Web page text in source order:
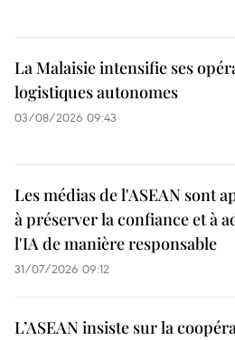
La Malaisie intensifie ses
logistiques autonomes
03/08/2026 09:43
Les médias de l'ASEAN sont
à préserver la confiance et à
l'IA de manière responsable
31/07/2026 09:12
L’ASEAN insiste sur la